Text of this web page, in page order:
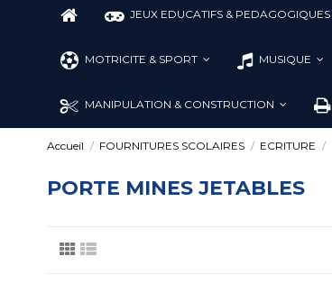
JEUX EDUCATIFS & PEDAGOGIQUES
MOTRICITE & SPORT MUSIQUE
MANIPULATION & CONSTRUCTION
Accueil FOURNITURES SCOLAIRES ECRITURE
PORTE MINES JETABLES